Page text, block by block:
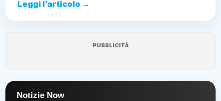
Leggi l’articolo →
PUBBLICITÀ